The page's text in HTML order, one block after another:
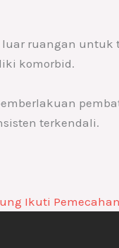
ruangan untuk
komorbid.
terkendali.
Ikuti